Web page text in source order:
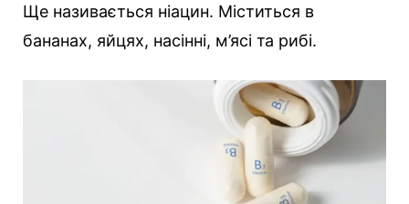
Ще називається ніацин. Міститься в
бананах, яйцях, насінні, м’ясі та рибі.